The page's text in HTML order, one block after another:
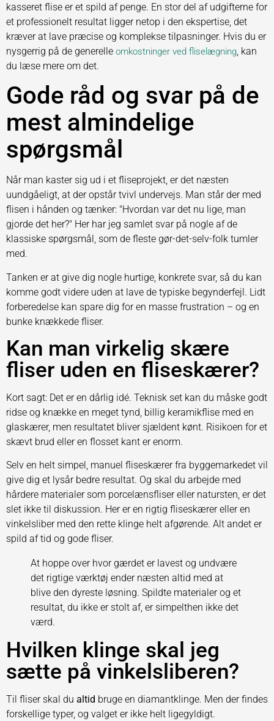
kasseret flise er et spild af penge. En stor del af udgifterne for
et professionelt resultat ligger netop i den ekspertise, det
kræver at lave præcise og komplekse tilpasninger. Hvis du er
nysgerrig på de generelle omkostninger ved fliselægning , kan
du læse mere om det.
Gode råd og svar på de
mest almindelige
spørgsmål
Når man kaster sig ud i et fliseprojekt, er det næsten
uundgåeligt, at der opstår tvivl undervejs. Man står der med
flisen i hånden og tænker: "Hvordan var det nu lige, man
gjorde det her?" Her har jeg samlet svar på nogle af de
klassiske spørgsmål, som de fleste gør-det-selv-folk tumler
med.
Tanken er at give dig nogle hurtige, konkrete svar, så du kan
komme godt videre uden at lave de typiske begynderfejl. Lidt
forberedelse kan spare dig for en masse frustration – og en
bunke knækkede fliser.
Kan man virkelig skære
fliser uden en fliseskærer?
Kort sagt: Det er en dårlig idé. Teknisk set kan du måske godt
ridse og knække en meget tynd, billig keramikflise med en
glaskærer, men resultatet bliver sjældent kønt. Risikoen for et
skævt brud eller en flosset kant er enorm.
Selv en helt simpel, manuel fliseskærer fra byggemarkedet vil
give dig et lysår bedre resultat. Og skal du arbejde med
hårdere materialer som porcelænsfliser eller natursten, er det
slet ikke til diskussion. Her er en rigtig fliseskærer eller en
vinkelsliber med den rette klinge helt afgørende. Alt andet er
spild af tid og gode fliser.
At hoppe over hvor gærdet er lavest og undvære
det rigtige værktøj ender næsten altid med at
blive den dyreste løsning. Spildte materialer og et
resultat, du ikke er stolt af, er simpelthen ikke det
værd.
Hvilken klinge skal jeg
sætte på vinkelsliberen?
Til fliser skal du altid bruge en diamantklinge. Men der findes
forskellige typer, og valget er ikke helt ligegyldigt.